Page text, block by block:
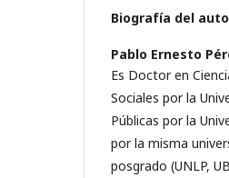
Biografía del
Pablo Ernesto
Es Doctor en
Sociales por la
Públicas por la
por la misma
posgrado (UNLP,